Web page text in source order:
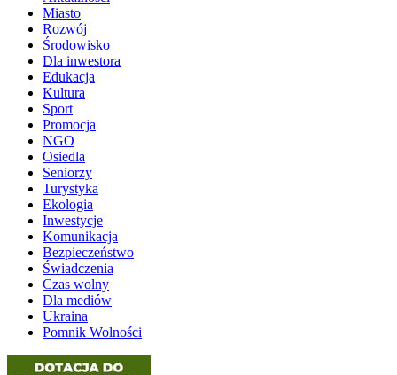
Miasto
Rozwój
Środowisko
Dla inwestora
Edukacja
Kultura
Sport
Promocja
NGO
Osiedla
Seniorzy
Turystyka
Ekologia
Inwestycje
Komunikacja
Bezpieczeństwo
Świadczenia
Czas wolny
Dla mediów
Ukraina
Pomnik Wolności